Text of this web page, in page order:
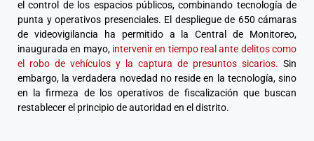
el control de los espacios públicos, combinando tecnología de
punta y operativos presenciales. El despliegue de 650 cámaras
de videovigilancia ha permitido a la Central de Monitoreo,
inaugurada en mayo, intervenir en tiempo real ante delitos como
el robo de vehículos y la captura de presuntos sicarios. Sin
embargo, la verdadera novedad no reside en la tecnología, sino
en la firmeza de los operativos de fiscalización que buscan
restablecer el principio de autoridad en el distrito.